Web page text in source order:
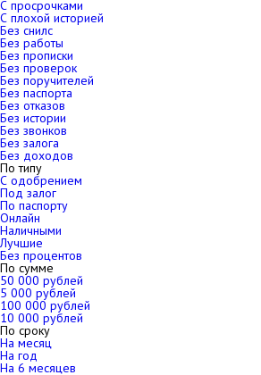
С просрочками
С плохой историей
Без снилс
Без работы
Без прописки
Без проверок
Без поручителей
Без паспорта
Без отказов
Без истории
Без звонков
Без залога
Без доходов
По типу
С одобрением
Под залог
По паспорту
Онлайн
Наличными
Лучшие
Без процентов
По сумме
50 000 рублей
5 000 рублей
100 000 рублей
10 000 рублей
По сроку
На месяц
На год
На 6 месяцев